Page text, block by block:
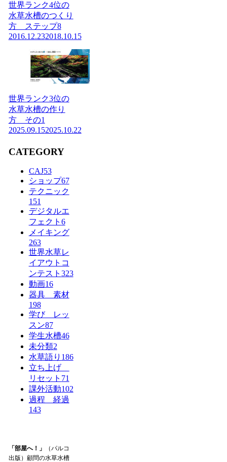
世界ランク4位の
水草水槽のつくり
方 ステップ8
2016.12.232018.10.15
世界ランク3位の
水草水槽の作り
方 その1
2025.09.152025.10.22
CATEGORY
CAJ53
ショップ67
テクニック
151
デジタルエ
フェクト 6
メイキング
263
世界水草レ
イアウトコ
ンテスト 323
動画16
器具 素材
198
学び レッ
スン87
学生水槽46
未分類2
水草語り 186
立ち上げ
リセット 71
課外活動102
過程 経過
143
「部屋へ！」
（パルコ
出版）顧問の水草水槽